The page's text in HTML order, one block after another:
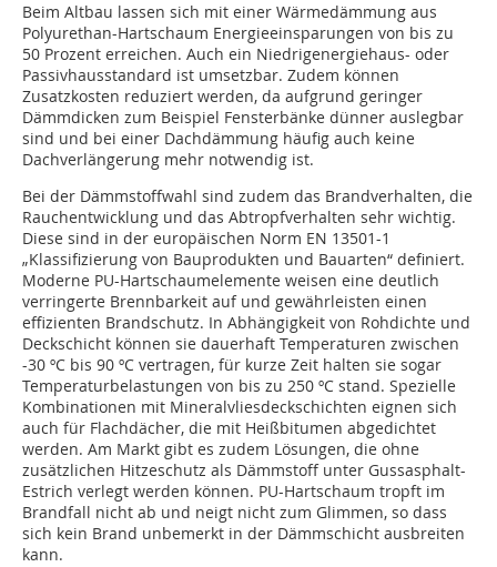
Beim Altbau lassen sich mit einer Wärmedämmung aus
Polyurethan-Hartschaum Energieeinsparungen von bis zu
50 Prozent erreichen. Auch ein Niedrigenergiehaus- oder
Passivhausstandard ist umsetzbar. Zudem können
Zusatzkosten reduziert werden, da aufgrund geringer
Dämmdicken zum Beispiel Fensterbänke dünner auslegbar
sind und bei einer Dachdämmung häufig auch keine
Dachverlängerung mehr notwendig ist.
Bei der Dämmstoffwahl sind zudem das Brandverhalten, die
Rauchentwicklung und das Abtropfverhalten sehr wichtig.
Diese sind in der europäischen Norm EN 13501-1
„Klassifizierung von Bauprodukten und Bauarten“ definiert.
Moderne PU-Hartschaumelemente weisen eine deutlich
verringerte Brennbarkeit auf und gewährleisten einen
effizienten Brandschutz. In Abhängigkeit von Rohdichte und
Deckschicht können sie dauerhaft Temperaturen zwischen
-30 ºC bis 90 ºC vertragen, für kurze Zeit halten sie sogar
Temperaturbelastungen von bis zu 250 ºC stand. Spezielle
Kombinationen mit Mineralvliesdeckschichten eignen sich
auch für Flachdächer, die mit Heißbitumen abgedichtet
werden. Am Markt gibt es zudem Lösungen, die ohne
zusätzlichen Hitzeschutz als Dämmstoff unter Gussasphalt-
Estrich verlegt werden können. PU-Hartschaum tropft im
Brandfall nicht ab und neigt nicht zum Glimmen, so dass
sich kein Brand unbemerkt in der Dämmschicht ausbreiten
kann.